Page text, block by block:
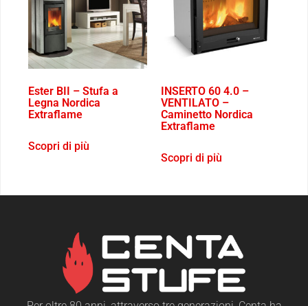
Ester BII – Stufa a
Legna Nordica
Extraflame
Scopri di più
INSERTO 60 4.0 –
VENTILATO –
Caminetto Nordica
Extraflame
Scopri di più